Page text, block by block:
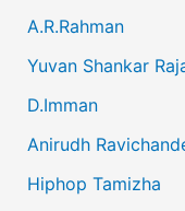
A.R.Rahman
Yuvan Shankar
D.Imman
Anirudh
Hiphop Tamizha